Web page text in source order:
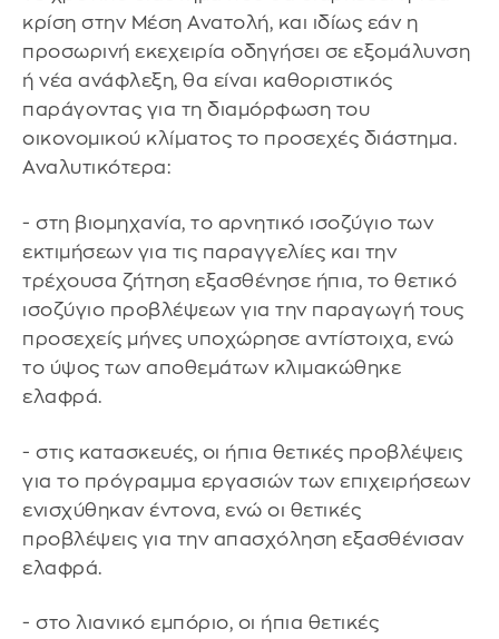
κρίση στην Μέση Ανατολή, και ιδίως εάν η
προσωρινή εκεχειρία οδηγήσει σε εξομάλυνση
ή νέα ανάφλεξη, θα είναι καθοριστικός
παράγοντας για τη διαμόρφωση του
οικονομικού κλίματος το προσεχές διάστημα.
Αναλυτικότερα:
- στη βιομηχανία, το αρνητικό ισοζύγιο των
εκτιμήσεων για τις παραγγελίες και την
τρέχουσα ζήτηση εξασθένησε ήπια, το θετικό
ισοζύγιο προβλέψεων για την παραγωγή τους
προσεχείς μήνες υποχώρησε αντίστοιχα, ενώ
το ύψος των αποθεμάτων κλιμακώθηκε
ελαφρά.
- στις κατασκευές, οι ήπια θετικές προβλέψεις
για το πρόγραμμα εργασιών των επιχειρήσεων
ενισχύθηκαν έντονα, ενώ οι θετικές
προβλέψεις για την απασχόληση εξασθένισαν
ελαφρά.
- στο λιανικό εμπόριο, οι ήπια θετικές